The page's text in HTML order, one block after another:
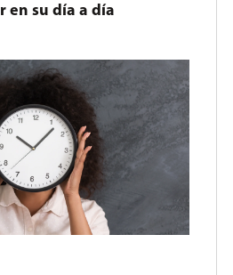
en su día a día